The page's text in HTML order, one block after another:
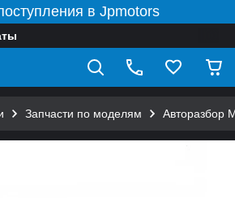
в Jpmotors
Запчасти по моделям Авторазбор